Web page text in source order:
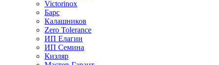
Victorinox
Барс
Калашников
Zero Tolerance
ИП Елагин
ИП Семина
Кизляр